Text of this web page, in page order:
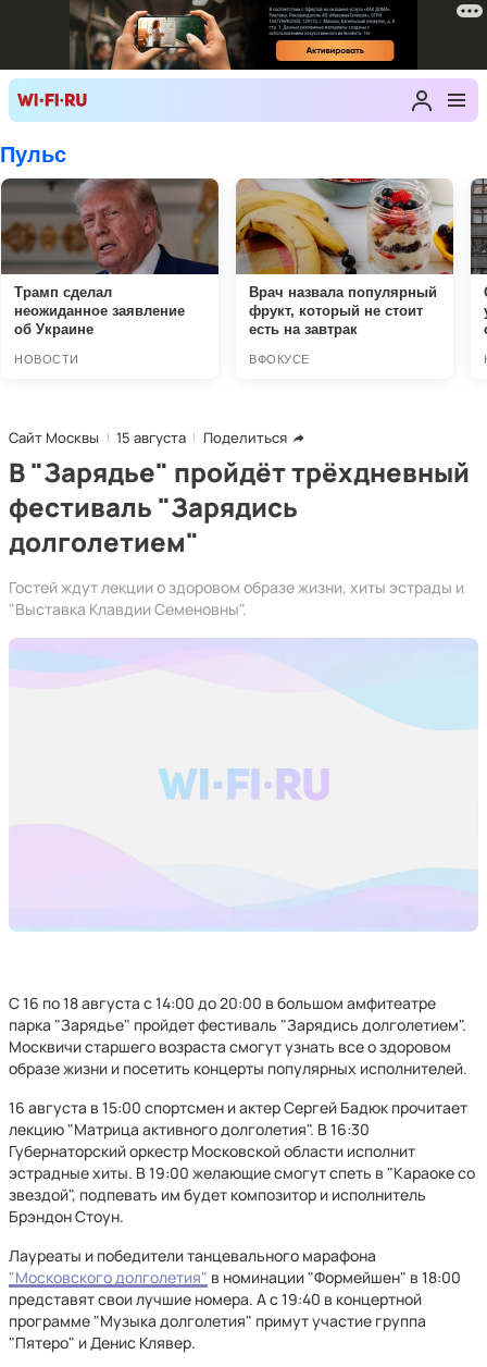
Сайт Москвы 15 августа Поделиться
В "Зарядье" пройдёт трёхдневный
фестиваль "Зарядись
долголетием"
Гостей ждут лекции о здоровом образе жизни, хиты эстрады и
"Выставка Клавдии Семеновны".
С 16 по 18 августа с 14:00 до 20:00 в большом амфитеатре
парка "Зарядье" пройдет фестиваль "Зарядись долголетием".
Москвичи старшего возраста смогут узнать все о здоровом
образе жизни и посетить концерты популярных исполнителей.
16 августа в 15:00 спортсмен и актер Сергей Бадюк прочитает
лекцию "Матрица активного долголетия". В 16:30
Губернаторский оркестр Московской области исполнит
эстрадные хиты. В 19:00 желающие смогут спеть в "Караоке со
звездой", подпевать им будет композитор и исполнитель
Брэндон Стоун.
Лауреаты и победители танцевального марафона
"Московского долголетия" в номинации "Формейшен" в 18:00
представят свои лучшие номера. А с 19:40 в концертной
программе "Музыка долголетия" примут участие группа
"Пятеро" и Денис Клявер.